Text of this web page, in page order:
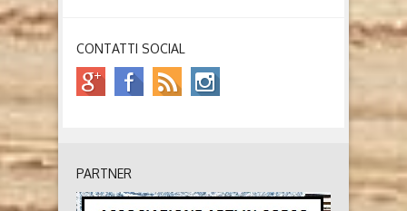
CONTATTI SOCIAL
PARTNER